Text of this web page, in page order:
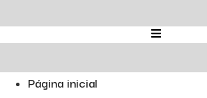
para
o
Página inicial